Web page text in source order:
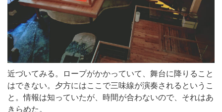
近づいてみる。ロープがかかっていて、舞台に降りること
はできない。夕方にはここで三味線が演奏されるというこ
と。情報は知っていたが、時間が合わないので、それはあ
きらめた。